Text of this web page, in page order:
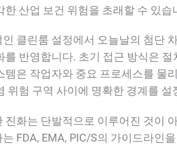
한 산업 보건 위험을 초래할 수 있습
인 클린룸 설정에서 오늘날의 첨단
를 반영합니다. 초기 접근 방식은
템은 작업자와 중요 프로세스를 물
위험 구역 사이에 명확한 경계를 설
진화는 단발적으로 이루어진 것이
는 FDA, EMA, PIC/S의 가이드라인